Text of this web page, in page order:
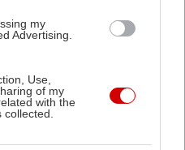
my
Advertising.
Use,
of my
with the